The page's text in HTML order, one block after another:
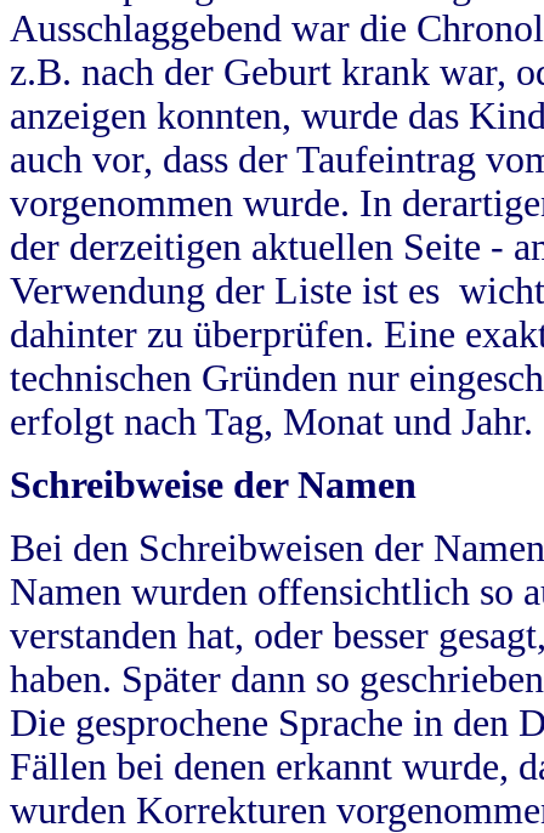
Ausschlaggebend war die
z.B. nach der Geburt krank war,
anzeigen konnten, wurde das
auch vor, dass der Taufeintrag
vorgenommen wurde. In
der derzeitigen aktuellen Seite -
Verwendung der Liste ist es
dahinter zu überprüfen. Eine
technischen Gründen nur
erfolgt nach Tag, Monat und Jahr.
Schreibweise der Namen
Bei den Schreibweisen der
Namen wurden offensichtlich so
verstanden hat, oder besser
haben. Später dann so
Die gesprochene Sprache in
Fällen bei denen erkannt wurde,
wurden Korrekturen